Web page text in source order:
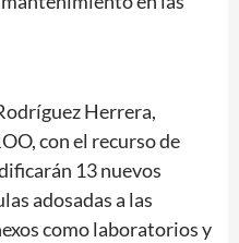
Herrera,
con el recurso de
13 nuevos
adosadas a las
como laboratorios y